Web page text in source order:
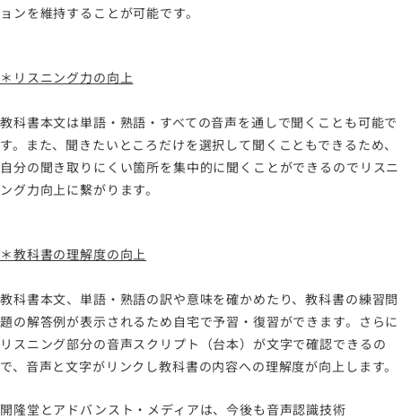
ョンを維持することが可能です。
＊リスニング力の向上
教科書本文は単語・熟語・すべての音声を通しで聞くことも可能で
す。また、聞きたいところだけを選択して聞くこともできるため、
自分の聞き取りにくい箇所を集中的に聞くことができるのでリスニ
ング力向上に繫がります。
＊教科書の理解度の向上
教科書本文、単語・熟語の訳や意味を確かめたり、教科書の練習問
題の解答例が表示されるため自宅で予習・復習ができます。さらに
リスニング部分の音声スクリプト（台本）が文字で確認できるの
で、音声と文字がリンクし教科書の内容への理解度が向上します。
開隆堂とアドバンスト・メディアは、今後も音声認識技術